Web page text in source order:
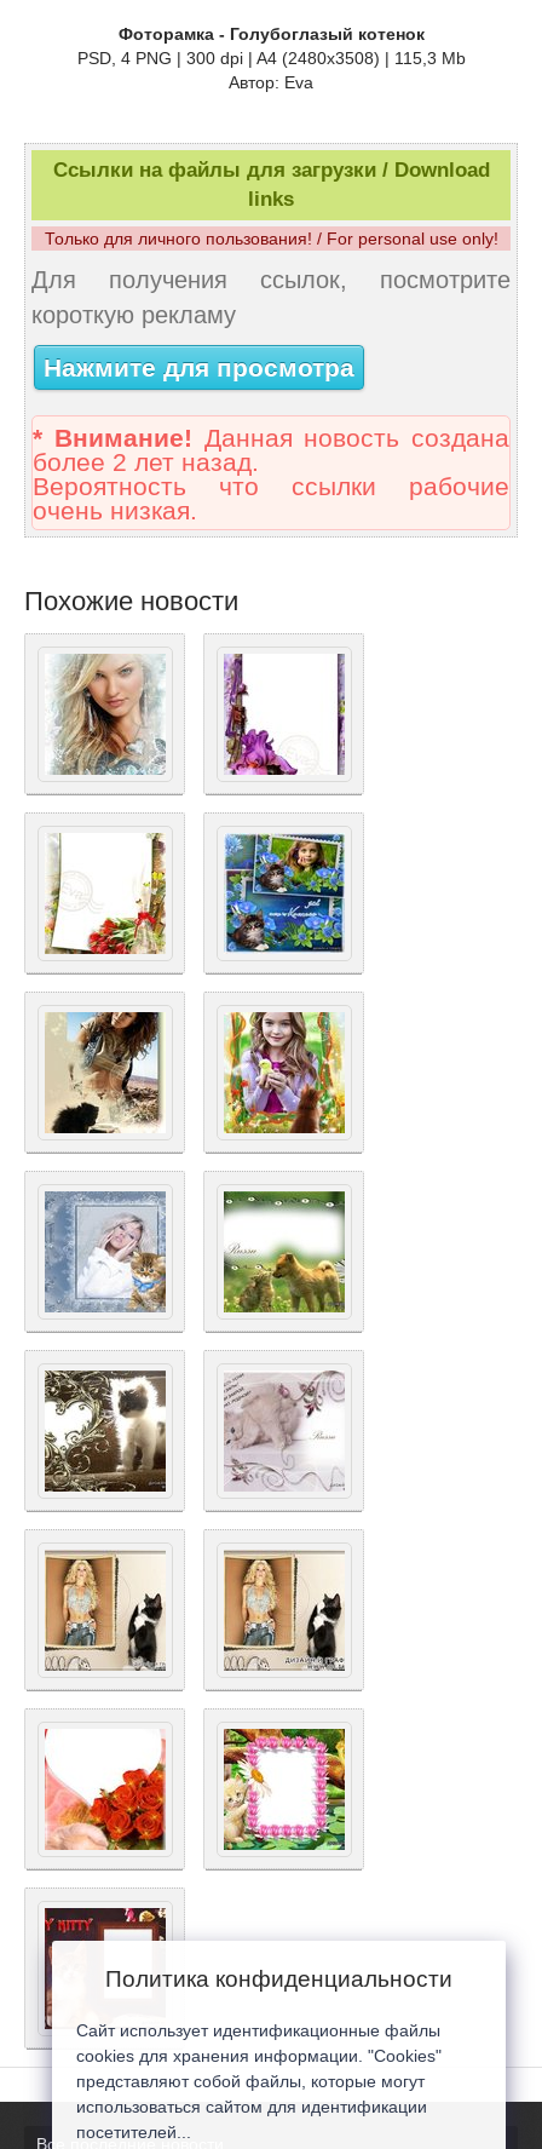
Фоторамка - Голубоглазый котенок
PSD, 4 PNG | 300 dpi | A4 (2480x3508) | 115,3 Mb
Автор: Eva
Ссылки на файлы для загрузки / Download
links
Только для личного пользования! / For personal use only!
Для получения ссылок, посмотрите
короткую рекламу
Нажмите для просмотра
* Внимание! Данная новость создана
более 2 лет назад.
Вероятность что ссылки рабочие
очень низкая.
Похожие новости
Все последние новости
Политика конфиденциальности
Сайт использует идентификационные файлы
cookies для хранения информации. "Cookies"
представляют собой файлы, которые могут
использоваться сайтом для идентификации
посетителей...